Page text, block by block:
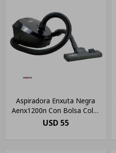
Aspiradora Enxuta Negra
Aenx1200n Con Bolsa Color
Negro
USD 55